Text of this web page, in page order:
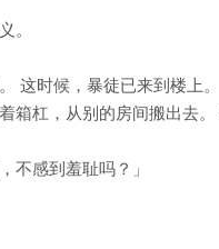
。
这时候，暴徒已来到楼上
箱杠，从别的房间搬出去。
不感到羞耻吗？」